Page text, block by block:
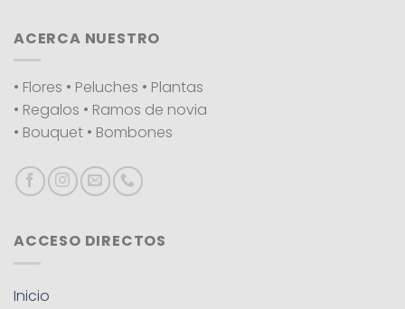
ACERCA NUESTRO
• Flores • Peluches • Plantas
• Regalos • Ramos de novia
• Bouquet • Bombones
ACCESO DIRECTOS
Inicio